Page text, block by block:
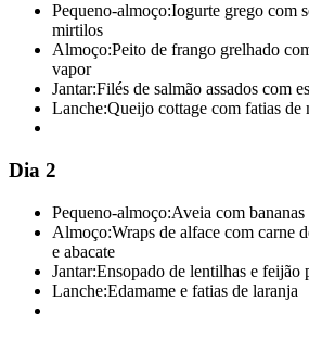
Pequeno-almoço:Iogurte grego com
mirtilos
Almoço:Peito de frango grelhado
vapor
Jantar:Filés de salmão assados com
Lanche:Queijo cottage com fatias de
Dia 2
Pequeno-almoço:Aveia com bananas
Almoço:Wraps de alface com carne
e abacate
Jantar:Ensopado de lentilhas e feijão
Lanche:Edamame e fatias de laranja